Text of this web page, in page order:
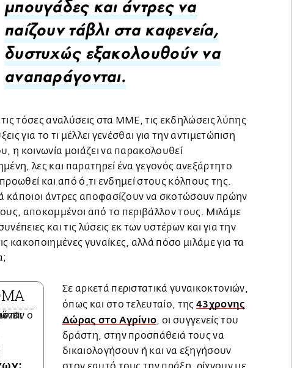
μπουγάδες και άντρες να
παίζουν τάβλι στα καφενεία,
δυστυχώς εξακολουθούν να
αναπαράγονται.
τόσες αναλύσεις στα ΜΜΕ, τις εκδηλώσεις λύπης
για το τι μέλλει γενέσθαι για την αντιμετώπιση
η κοινωνία μοιάζει να παρακολουθεί
λες και παρατηρεί ένα γεγονός ανεξάρτητο
και από ό,τι ενδημεί στους κόλπους της.
κάποιοι άντρες αποφασίζουν να σκοτώσουν πρώην
αποκομμένοι από το περιβάλλον τους. Μιλάμε
και τις λύσεις εκ των υστέρων και για την
κακοποιημένες γυναίκες, αλλά πόσο μιλάμε για τα
Σε αρκετά περιστατικά γυναικοκτονιών,
όπως και στο τελευταίο, της 43χρονης
Δώρας στο Αγρίνιο, οι συγγενείς του
δράστη, στην προσπάθειά τους να
δικαιολογήσουν ή και να εξηγήσουν